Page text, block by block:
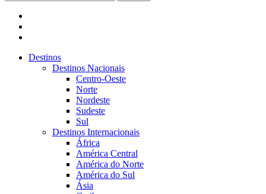
Destinos
Destinos Nacionais
Centro-Oeste
Norte
Nordeste
Sudeste
Sul
Destinos Internacionais
África
América Central
América do Norte
América do Sul
Ásia